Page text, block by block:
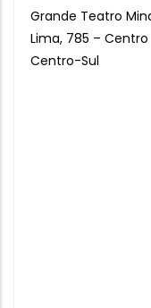
Grande Teatro
Lima, 785 – Centro
Centro-Sul